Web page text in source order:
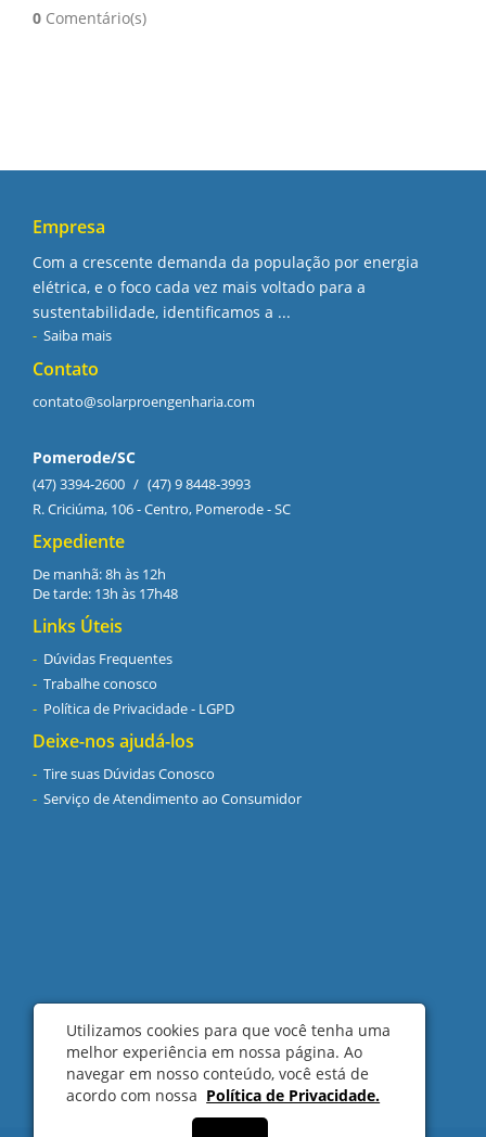
0 Comentário(s)
Empresa
Com a crescente demanda da população por energia
elétrica, e o foco cada vez mais voltado para a
sustentabilidade, identificamos a ...
Saiba mais
Contato
contato@solarproengenharia.com
Pomerode/SC
(47) 3394-2600 / (47) 9 8448-3993
R. Criciúma, 106 - Centro, Pomerode - SC
Expediente
De manhã: 8h às 12h
De tarde: 13h às 17h48
Links Úteis
Dúvidas Frequentes
Trabalhe conosco
Política de Privacidade - LGPD
Deixe-nos ajudá-los
Tire suas Dúvidas Conosco
Serviço de Atendimento ao Consumidor
Utilizamos cookies para que você tenha uma
melhor experiência em nossa página. Ao
navegar em nosso conteúdo, você está de
acordo com nossa Política de Privacidade.